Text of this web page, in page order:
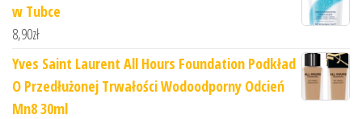
w Tubce
8,90zł
Yves Saint Laurent All Hours Foundation Podkład
O Przedłużonej Trwałości Wodoodporny Odcień
Mn8 30ml